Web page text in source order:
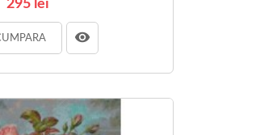
295 lei